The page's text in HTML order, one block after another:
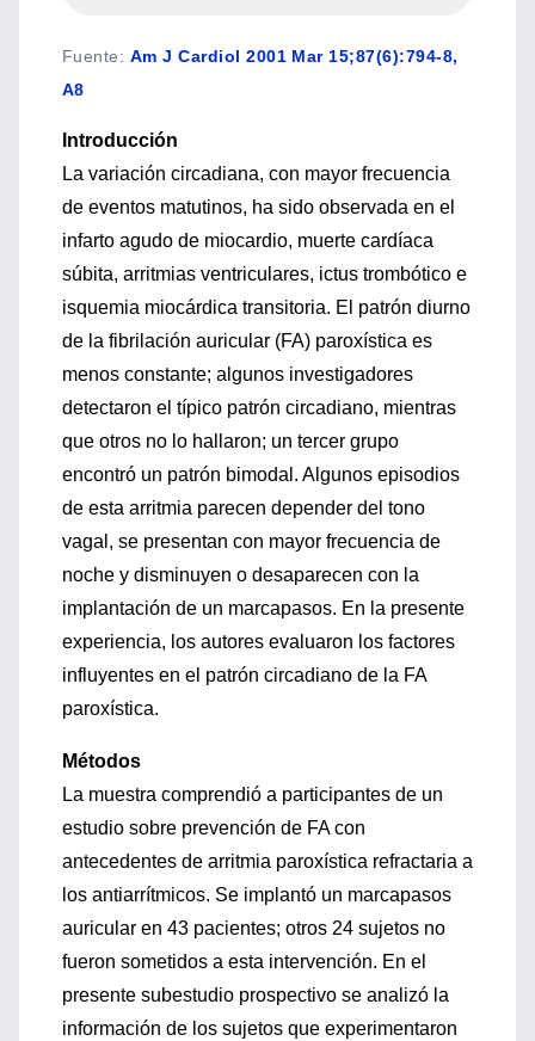
Fuente: Am J Cardiol 2001 Mar 15;87(6):794-8,
A8
Introducción
La variación circadiana, con mayor frecuencia
de eventos matutinos, ha sido observada en el
infarto agudo de miocardio, muerte cardíaca
súbita, arritmias ventriculares, ictus trombótico e
isquemia miocárdica transitoria. El patrón diurno
de la fibrilación auricular (FA) paroxística es
menos constante; algunos investigadores
detectaron el típico patrón circadiano, mientras
que otros no lo hallaron; un tercer grupo
encontró un patrón bimodal. Algunos episodios
de esta arritmia parecen depender del tono
vagal, se presentan con mayor frecuencia de
noche y disminuyen o desaparecen con la
implantación de un marcapasos. En la presente
experiencia, los autores evaluaron los factores
influyentes en el patrón circadiano de la FA
paroxística.
Métodos
La muestra comprendió a participantes de un
estudio sobre prevención de FA con
antecedentes de arritmia paroxística refractaria a
los antiarrítmicos. Se implantó un marcapasos
auricular en 43 pacientes; otros 24 sujetos no
fueron sometidos a esta intervención. En el
presente subestudio prospectivo se analizó la
información de los sujetos que experimentaron